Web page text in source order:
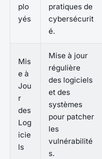
plo
yés
pratiques de
cybersécurit
é.
Mis
e à
Jou
r
des
Log
icie
ls
Mise à jour
régulière
des logiciels
et des
systèmes
pour patcher
les
vulnérabilité
s.